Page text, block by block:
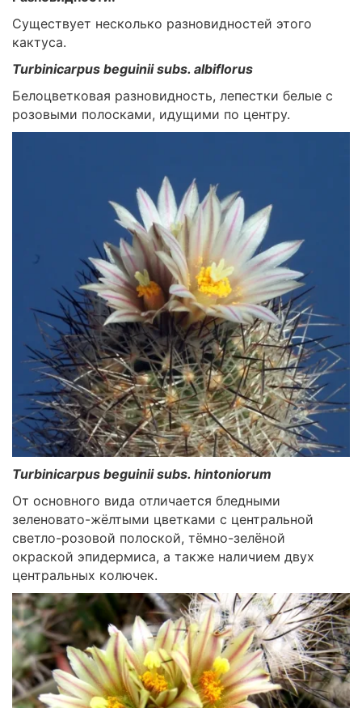
Существует несколько разновидностей этого
кактуса.
Turbinicarpus beguiniisubs. albiflorus
Белоцветковая разновидность, лепестки белые с
розовыми полосками, идущими по центру.
Turbinicarpus beguiniisubs. hintoniorum
От основного вида отличается бледными
зеленовато-жёлтыми цветками с центральной
светло-розовой полоской, тёмно-зелёной
окраской эпидермиса, а также наличием двух
центральных колючек.